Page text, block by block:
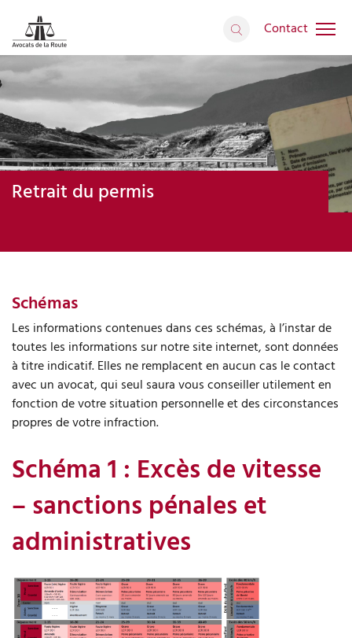
Contact
Retrait du permis
Schémas
Les informations contenues dans ces schémas, à l’instar de
toutes les informations sur notre site internet, sont données
à titre indicatif. Elles ne remplacent en aucun cas le contact
avec un avocat, qui seul saura vous conseiller utilement en
fonction de votre situation personnelle et des circonstances
propres de votre infraction.
Schéma 1 : Excès de vitesse
– sanctions pénales et
administratives